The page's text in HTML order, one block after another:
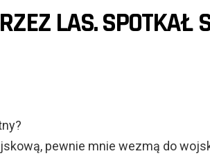
LAS. SPOTKAŁ
pewnie mnie wezmą do